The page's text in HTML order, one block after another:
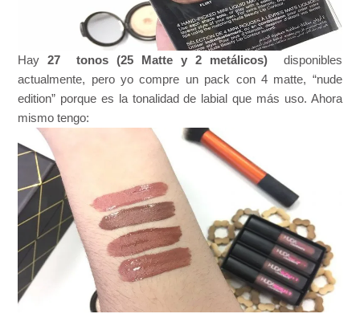
Hay27 tonos (25 Matte y 2 metálicos)disponibles
actualmente, pero yo compre un pack con 4 matte, “nude
edition” porque es la tonalidad de labial que más uso. Ahora
mismo tengo: